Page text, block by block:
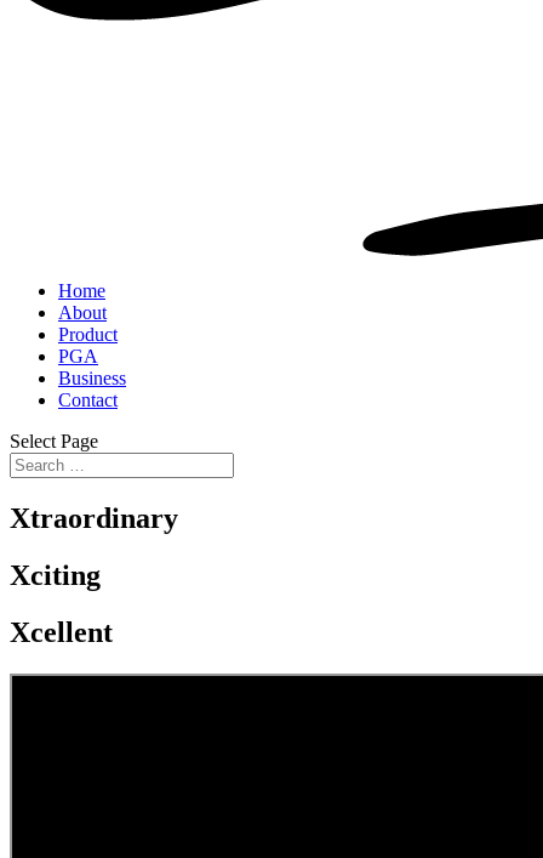
Home
About
Product
PGA
Business
Contact
Select Page
Xtraordinary
Xciting
Xcellent